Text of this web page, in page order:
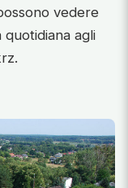
vedere
quotidiana agli